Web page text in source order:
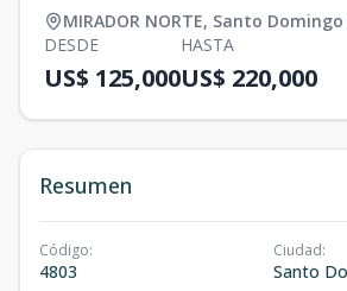
MIRADOR NORTE, Santo
DESDE
US$ 125,000
HASTA
US$ 220,000
Resumen
Código:
4803
Ciudad:
Santo